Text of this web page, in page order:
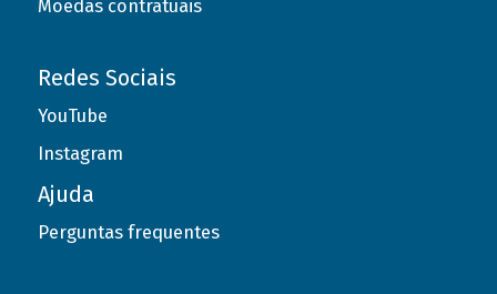
Moedas contratuais
Redes Sociais
YouTube
Instagram
Ajuda
Perguntas frequentes